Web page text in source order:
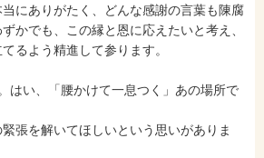
にありがたく、どんな感謝の言葉も陳腐
かでも、この縁と恩に応えたいと考え、
るよう精進して参ります。
はい、「腰かけて一息つく」あの場所で
張を解いてほしいという思いがありま